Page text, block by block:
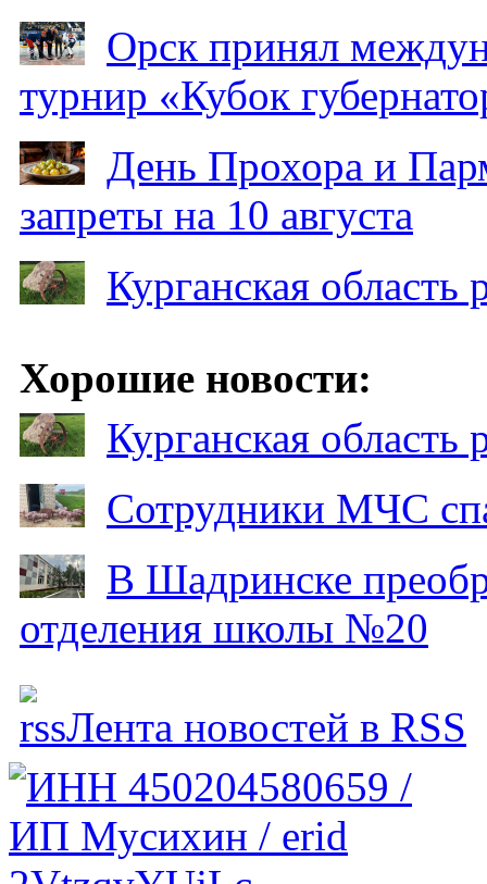
Орск принял
турнир «Кубок
День Прохора и
запреты на 10 августа
Курганская
Хорошие новости:
Курганская
Сотрудники МЧС
В Шадринске
отделения школы №20
Лента новостей в RSS